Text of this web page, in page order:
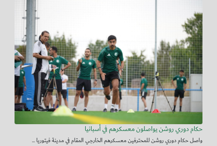
حكام دوري روشن يواصلون معسكرهم في أسبانيا
واصل حكام دوري روشن للمحترفين معسكرهم الخارجي المقام في مدينة فيتوريا ...